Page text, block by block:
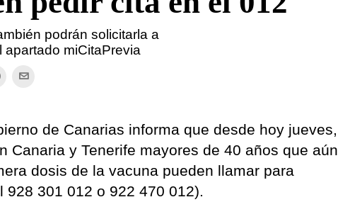
podrán solicitarla a
apartado miCitaPrevia
de Canarias informa que desde hoy jueves,
Canaria y Tenerife mayores de 40 años que aún
dosis de la vacuna pueden llamar para
301 012 o 922 470 012).